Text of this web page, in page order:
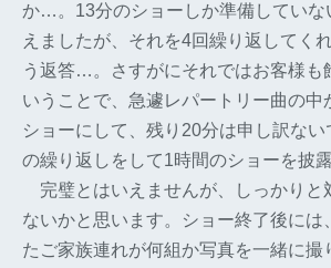
か…。13分のショーしか準備していな
えましたが、それを4回繰り返してく
う返答…。さすがにそれではお客様も
いうことで、急遽レパートリー曲の中
ショーにして、残り20分は申し訳ない
の繰り返しをして1時間のショーを披露
完璧とはいえませんが、しっかりと
ないかと思います。ショー終了後には
たご家族連れが何組か写真を一緒に撮